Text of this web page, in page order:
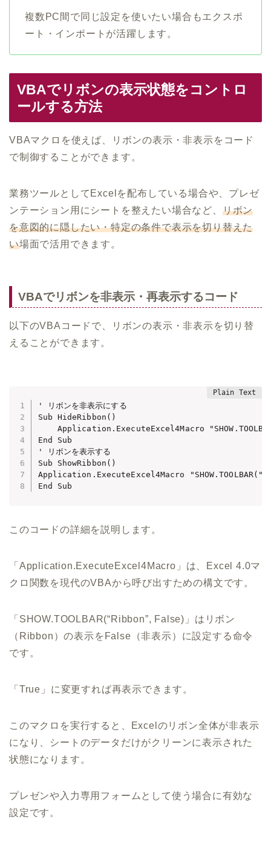
複数PC間で同じ設定を使いたい場合もエクスポ
ート・インポートが活躍します。
VBAでリボンの表示状態をコントロ
ールする方法
VBAマクロを使えば、リボンの表示・非表示をコード
で制御することができます。
業務ツールとしてExcelを配布している場合や、プレゼ
ンテーション用にシートを整えたい場合など、 リボン
を意図的に隠したい・特定の条件で表示を切り替えた
い場面で活用できます。
VBAでリボンを非表示・再表示するコード
以下のVBAコードで、リボンの表示・非表示を切り替
えることができます。
' リボンを非表示にする
Sub HideRibbon()
Application.ExecuteExcel4Macro
End Sub
' リボンを表示する
Sub ShowRibbon()
Application.ExecuteExcel4Macro
End Sub
このコードの詳細を説明します。
「Application.ExecuteExcel4Macro」は、Excel 4.0マ
クロ関数を現代のVBAから呼び出すための構文です。
「SHOW.TOOLBAR(“Ribbon”, False)」はリボン
（Ribbon）の表示をFalse（非表示）に設定する命令
です。
「True」に変更すれば再表示できます。
このマクロを実行すると、Excelのリボン全体が非表示
になり、シートのデータだけがクリーンに表示された
状態になります。
プレゼンや入力専用フォームとして使う場合に有効な
設定です。